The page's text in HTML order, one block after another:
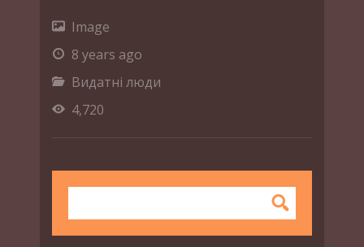
Image
8 years ago
Видатні люди
4,720